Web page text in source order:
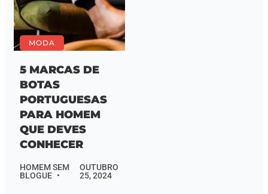
MODA
5 MARCAS DE
BOTAS
PORTUGUESAS
PARA HOMEM
QUE DEVES
CONHECER
HOMEM SEM
BLOGUE
OUTUBRO
25, 2024